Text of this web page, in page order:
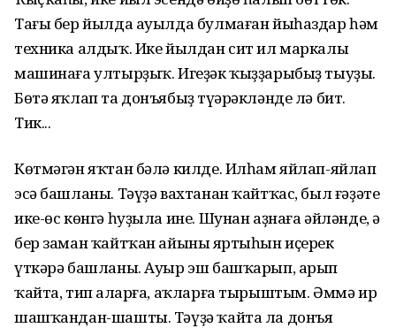
Тағы бер йылда ауылда булмаған йыһаздар һәм
техника алдыҡ. Ике йылдан сит ил маркалы
машинаға ултырҙыҡ. Игеҙәк ҡыҙҙарыбыҙ тыуҙы.
Бөтә яҡлап та донъябыҙ түңәрәкләнде лә бит.
Тик...
Көтмәгән яҡтан бәлә килде. Илһам яйлап-яйлап
эсә башланы. Тәүҙә вахтанан ҡайтҡас, был ғәҙәте
ике-өс көнгә һуҙыла ине. Шунан аҙнаға әйләнде, ә
бер заман ҡайтҡан айының яртыһын иҫерек
үткәрә башланы. Ауыр эш башҡарып, арып
ҡайта, тип аңларға, аҡларға тырыштым. Әммә ир
шашҡандан-шашты. Тәүҙә ҡайта ла донъя